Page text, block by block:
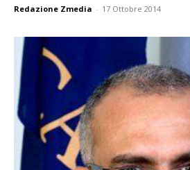
Redazione Zmedia - 17 Ottobre 2014